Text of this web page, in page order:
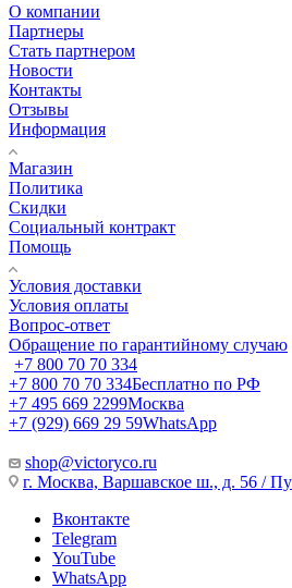
О компании
Партнеры
Стать партнером
Новости
Контакты
Отзывы
Информация
Магазин
Политика
Скидки
Социальный контракт
Помощь
Условия доставки
Условия оплаты
Вопрос-ответ
Обращение по гарантийному случаю
+7 800 70 70 334
+7 800 70 70 334Бесплатно по РФ
+7 495 669 2299Москва
+7 (929) 669 29 59WhatsApp
shop@victoryco.ru
г. Москва, Варшавское ш., д. 56 /
Вконтакте
Telegram
YouTube
WhatsApp